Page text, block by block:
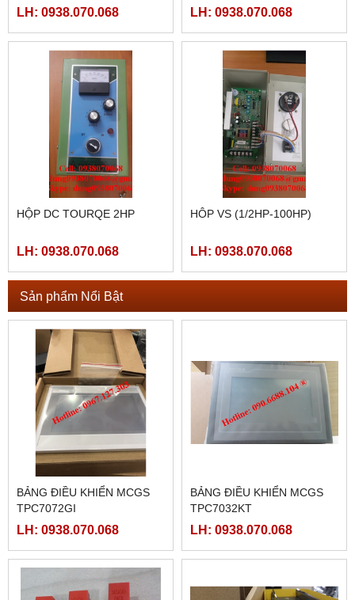
LH: 0938.070.068 LH: 0938.070.068
HỘP DC TOURQE 2HP
LH: 0938.070.068
HÔP VS (1/2HP-100HP)
LH: 0938.070.068
Sản phẩm Nổi Bật
BẢNG ĐIỀU KHIỂN MCGS
TPC7072GI
LH: 0938.070.068
BẢNG ĐIỀU KHIỂN MCGS
TPC7032KT
LH: 0938.070.068